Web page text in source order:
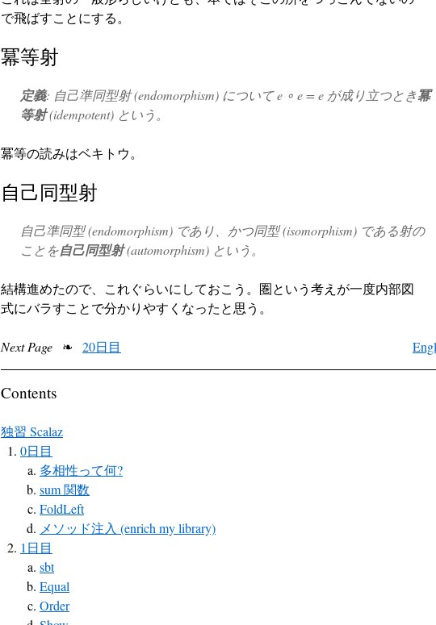
で飛ばすことにする。
冪等射
定義: 自己準同型射 (endomorphism) についてe ∘ e = e が成り立つとき冪
等射(idempotent) という。
冪等の読みはベキトウ。
自己同型射
自己準同型 (endomorphism) であり、かつ同型 (isomorphism) である射の
ことを自己同型射(automorphism) という。
結構進めたので、これぐらいにしておこう。圏という考えが一度内部図
式にバラすことで分かりやすくなったと思う。
Next Page ❧ 20日目
Contents
独習 Scalaz
0日目
多相性って何?
sum 関数
FoldLeft
メソッド注入 (enrich my library)
1日目
sbt
Equal
Order